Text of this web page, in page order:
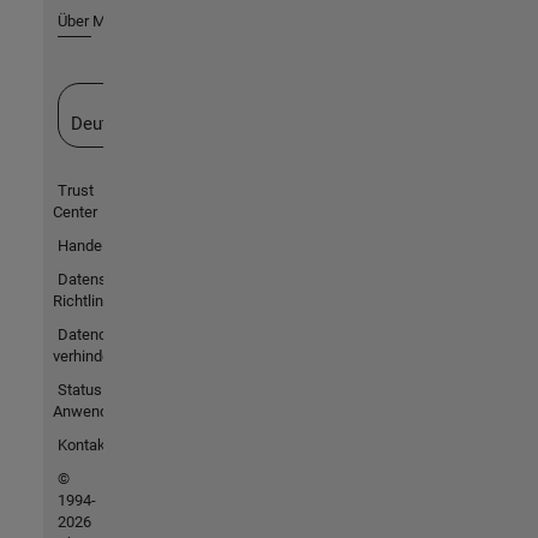
Über MathWorks
Deutschland
Trust
Center
Handelsmarken
Datenschutz-
Richtlinien
Datendiebstahl
verhindern
Status von
Anwendungen
Kontakt
©
1994-
2026